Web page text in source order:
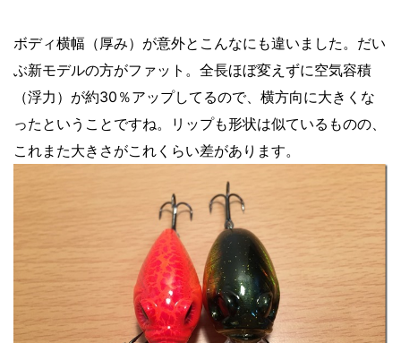
ボディ横幅（厚み）が意外とこんなにも違いました。だい
ぶ新モデルの方がファット。全長ほぼ変えずに空気容積
（浮力）が約30％アップしてるので、横方向に大きくな
ったということですね。リップも形状は似ているものの、
これまた大きさがこれくらい差があります。